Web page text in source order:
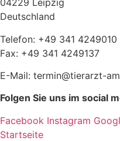
04229 Leipzig
Deutschland
Telefon: +49 341 4249010
Fax: +49 341 4249137
E-Mail: termin@tierarzt-
Folgen Sie uns im social
Facebook Instagram
Startseite